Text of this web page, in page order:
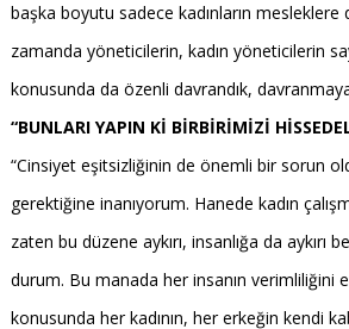
başka boyutu sadece kadınların mesleklere
zamanda yöneticilerin, kadın yöneticilerin
konusunda da özenli davrandık,
“BUNLARI YAPIN Kİ BİRBİRİMİZİ
“Cinsiyet eşitsizliğinin de önemli bir sorun
gerektiğine inanıyorum. Hanede kadın
zaten bu düzene aykırı, insanlığa da aykırı
durum. Bu manada her insanın verimliliğini
konusunda her kadının, her erkeğin kendi